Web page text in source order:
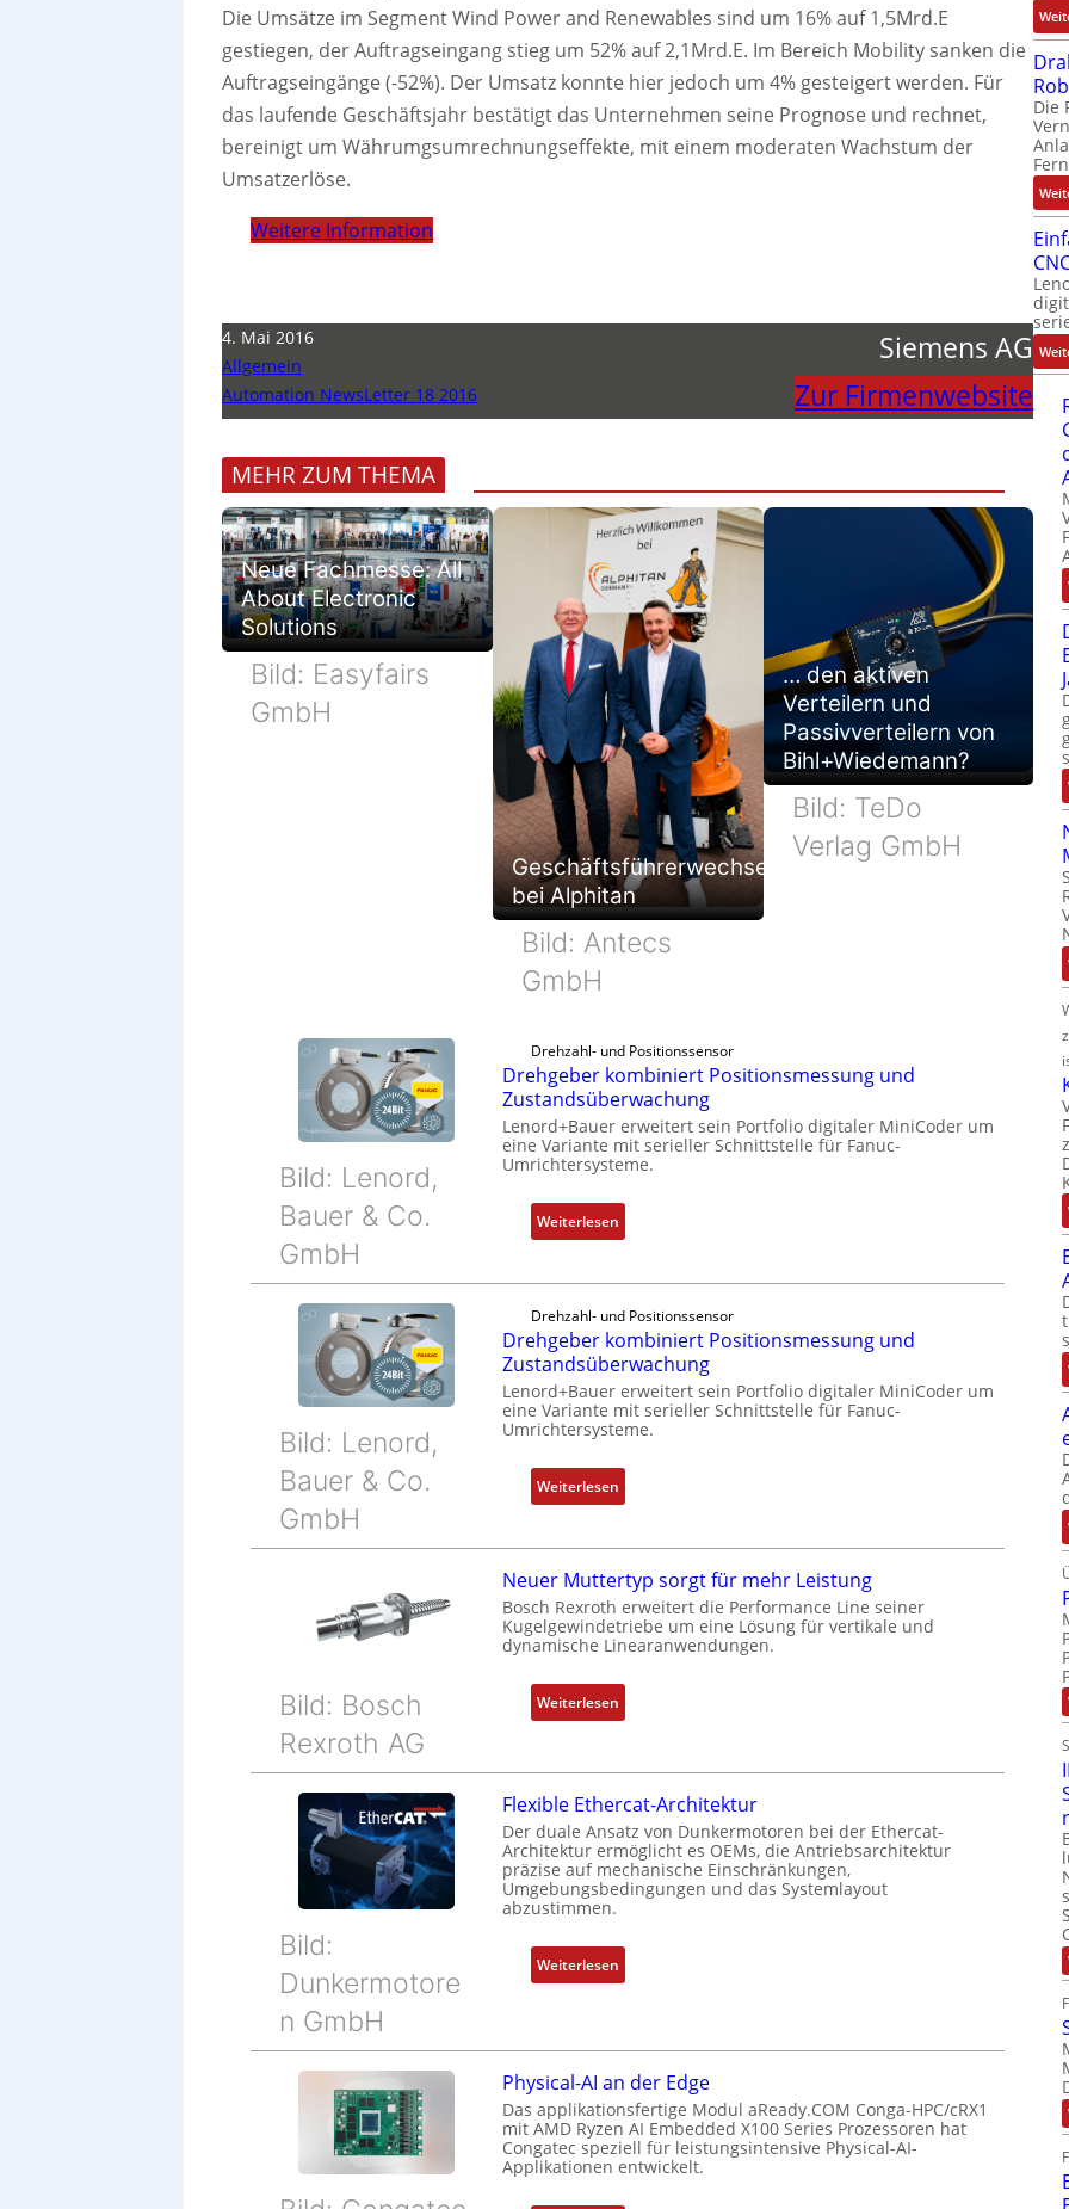
Die Umsätze im Segment Wind Power and Renewables sind um 16% auf 1,5Mrd.E
gestiegen, der Auftragseingang stieg um 52% auf 2,1Mrd.E. Im Bereich Mobility sanken die
Auftragseingänge (-52%). Der Umsatz konnte hier jedoch um 4% gesteigert werden. Für
das laufende Geschäftsjahr bestätigt das Unternehmen seine Prognose und rechnet,
bereinigt um Währumgsumrechnungseffekte, mit einem moderaten Wachstum der
Umsatzerlöse.
Weitere Information
4. Mai 2016
Allgemein
Automation NewsLetter 18 2016
Siemens AG
Zur Firmenwebsite
MEHR ZUM THEMA
Neue Fachmesse: All
About Electronic
Solutions
Bild: Easyfairs
GmbH
Geschäftsführerwechsel
bei Alphitan
Bild: Antecs
GmbH
… den aktiven
Verteilern und
Passivverteilern von
Bihl+Wiedemann?
Bild: TeDo
Verlag GmbH
Bild: Lenord,
Bauer & Co.
GmbH
Drehzahl- und Positionssensor
Drehgeber kombiniert Positionsmessung und
Zustandsüberwachung
Lenord+Bauer erweitert sein Portfolio digitaler MiniCoder um
eine Variante mit serieller Schnittstelle für Fanuc-
Umrichtersysteme.
Weiterlesen:
D
h
g
e
b
e
k
o
b
i
e
t
P
s
i
i
o
n
m
e
u
u
n
d
Bild: Lenord,
Bauer & Co.
GmbH
Drehzahl- und Positionssensor
Drehgeber kombiniert Positionsmessung und
Zustandsüberwachung
Lenord+Bauer erweitert sein Portfolio digitaler MiniCoder um
eine Variante mit serieller Schnittstelle für Fanuc-
Umrichtersysteme.
Weiterlesen:
D
h
g
e
e
r
b
i
n
i
t
P
t
i
o
n
Bild: Bosch
Rexroth AG
Neuer Muttertyp sorgt für mehr Leistung
Bosch Rexroth erweitert die Performance Line seiner
Kugelgewindetriebe um eine Lösung für vertikale und
dynamische Linearanwendungen.
Weiterlesen:
N
u
e
r
M
u
t
e
r
p
s
o
r
g
t
f
Bild:
Dunkermotore
n GmbH
Flexible Ethercat-Architektur
Der duale Ansatz von Dunkermotoren bei der Ethercat-
Architektur ermöglicht es OEMs, die Antriebsarchitektur
präzise auf mechanische Einschränkungen,
Umgebungsbedingungen und das Systemlayout
abzustimmen.
Weiterlesen:
F
b
l
e
Physical-AI an der Edge
Das applikationsfertige Modul aReady.COM Conga-HPC/cRX1
mit AMD Ryzen AI Embedded X100 Series Prozessoren hat
Congatec speziell für leistungsintensive Physical-AI-
Applikationen entwickelt.
Die